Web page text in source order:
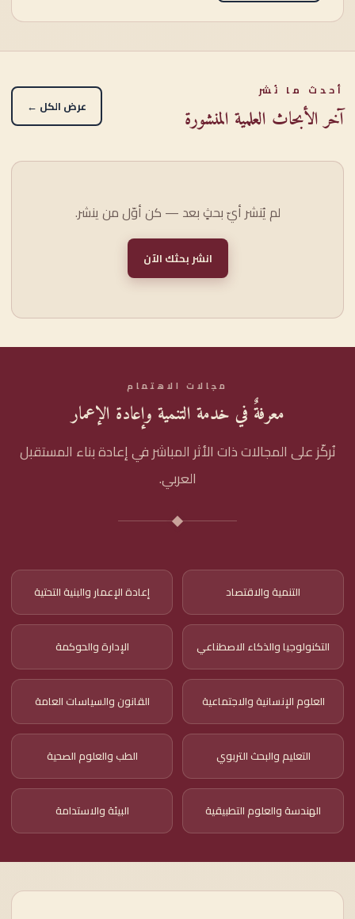
أحدث ما نُشر
آخر الأبحاث العلمية المنشورة عرض الكل ←
لم يُنشر أيّ بحثٍ بعد — كن أوّل من ينشر.
انشر بحثك الآن
مجالات الاهتمام
معرفةٌ في خدمة التنمية وإعادة الإعمار
نُركّز على المجالات ذات الأثر المباشر في إعادة بناء المستقبل
العربي.
التنمية والاقتصاد إعادة الإعمار والبنية التحتية
التكنولوجيا والذكاء الاصطناعي الإدارة والحوكمة
العلوم الإنسانية والاجتماعية القانون والسياسات العامة
التعليم والبحث التربوي الطب والعلوم الصحية
الهندسة والعلوم التطبيقية البيئة والاستدامة